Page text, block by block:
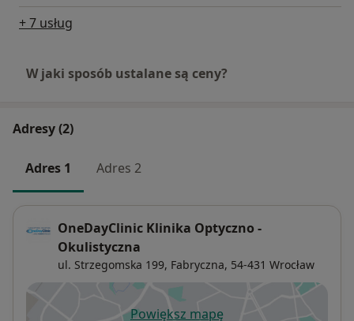
+ 7 usług
W jaki sposób ustalane są ceny?
Adresy (2)
Adres 1 Adres 2
OneDayClinic Klinika Optyczno -
Okulistyczna
ul. Strzegomska 199, Fabryczna, 54-431 Wrocław
Powiększ mapę